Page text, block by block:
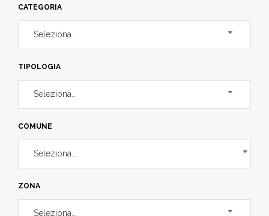
CATEGORIA
Seleziona...
TIPOLOGIA
Seleziona...
COMUNE
Seleziona...
ZONA
Seleziona...